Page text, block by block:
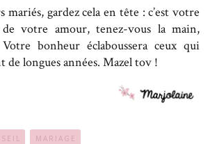
mariés, gardez cela en tête : c’est votre
votre amour, tenez-vous la main,
Votre bonheur éclaboussera ceux qui
de longues années. Mazel tov !
MARIAGE